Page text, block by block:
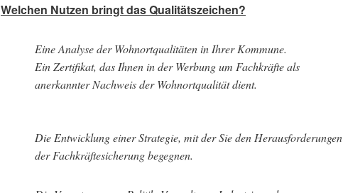
Welchen Nutzen bringt das Qualitätszeichen?
Eine Analyse der Wohnortqualitäten in Ihrer Kommune.
Ein Zertifikat, das Ihnen in der Werbung um Fachkräfte als
anerkannter Nachweis der Wohnortqualität dient.
Die Entwicklung einer Strategie, mit der Sie den Herausforderungen
der Fachkräftesicherung begegnen.